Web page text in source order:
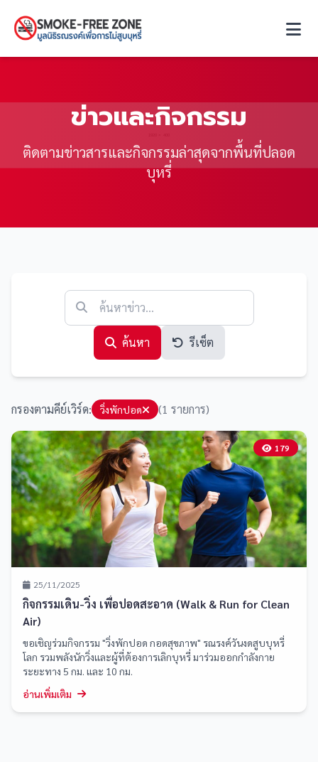
ข่าวและกิจกรรม
ติดตามข่าวสารและกิจกรรมล่าสุดจากพื้นที่ปลอด
บุหรี่
ค้นหา รีเซ็ต
กรองตามคีย์เวิร์ด: วิ่งพักปอด (1 รายการ)
179
25/11/2025
กิจกรรมเดิน-วิ่ง เพื่อปอดสะอาด (Walk & Run for Clean
Air)
ขอเชิญร่วมกิจกรรม "วิ่งพักปอด กอดสุขภาพ" รณรงค์วันงดสูบบุหรี่
โลก รวมพลังนักวิ่งและผู้ที่ต้องการเลิกบุหรี่ มาร่วมออกกำลังกาย
ระยะทาง 5 กม. และ 10 กม.
อ่านเพิ่มเติม